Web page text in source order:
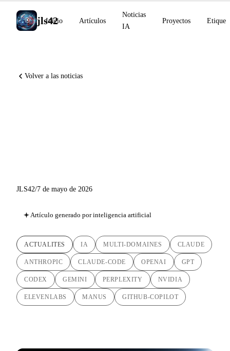
jls42
Inicio Artículos
Noticias
IA
Proyectos
Volver a las noticias
JLS42/7 de mayo de 2026
Artículo generado por inteligencia artificial
ACTUALITES IA MULTI-DOMAINES CLAUDE
ANTHROPIC CLAUDE-CODE OPENAI GPT
CODEX GEMINI PERPLEXITY NVIDIA
ELEVENLABS MANUS GITHUB-COPILOT